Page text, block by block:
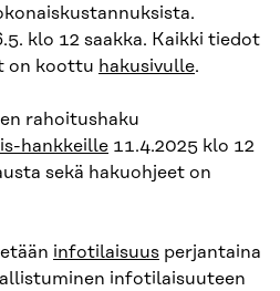
klo 12 saakka. Kaikki tiedot
on koottu hakusivulle.
rahoitushaku
hankkeille 11.4.2025 klo 12
sekä hakuohjeet on
infotilaisuus perjantaina
infotilaisuuteen